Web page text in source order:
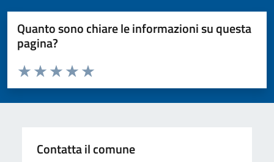
Quanto sono chiare le informazioni su questa
pagina?
Valuta da 1 a 5 stelle la pagina
Valuta 5 stelle su 5
Valuta 4 stelle su 5
Valuta 3 stelle su 5
Valuta 2 stelle su 5
Valuta 1 stelle su 5
Contatta il comune